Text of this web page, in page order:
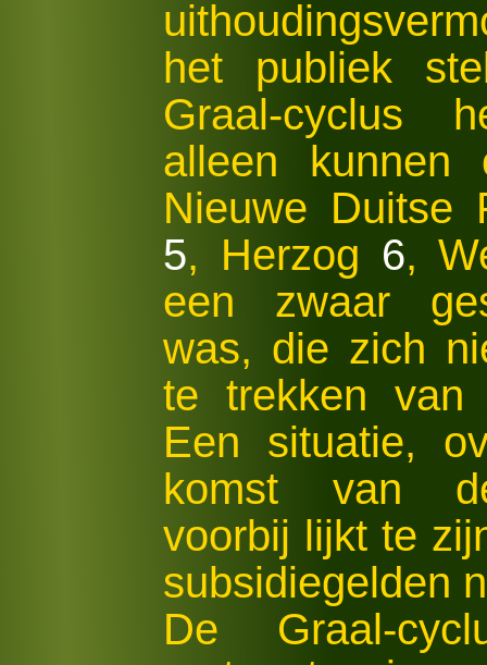
het publiek
Graal-cyclus
alleen kunnen
Nieuwe Duitse
5, Herzog 6,
een zwaar
was, die zich
te trekken van
Een situatie,
komst van
voorbij lijkt te
subsidiegelden
De Graal-